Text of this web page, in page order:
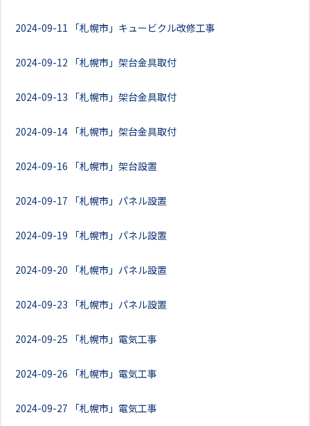
2024-09-11 「札幌市」キュービクル改修工事
2024-09-12 「札幌市」架台金具取付
2024-09-13 「札幌市」架台金具取付
2024-09-14 「札幌市」架台金具取付
2024-09-16 「札幌市」架台設置
2024-09-17 「札幌市」パネル設置
2024-09-19 「札幌市」パネル設置
2024-09-20 「札幌市」パネル設置
2024-09-23 「札幌市」パネル設置
2024-09-25 「札幌市」電気工事
2024-09-26 「札幌市」電気工事
2024-09-27 「札幌市」電気工事